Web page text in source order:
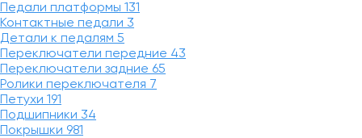
Педали платформы 131
Контактные педали 3
Детали к педалям 5
Переключатели передние 43
Переключатели задние 65
Ролики переключателя 7
Петухи 191
Подшипники 34
Покрышки 981